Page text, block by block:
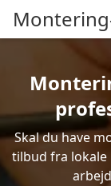
Skal du have
tilbud fra